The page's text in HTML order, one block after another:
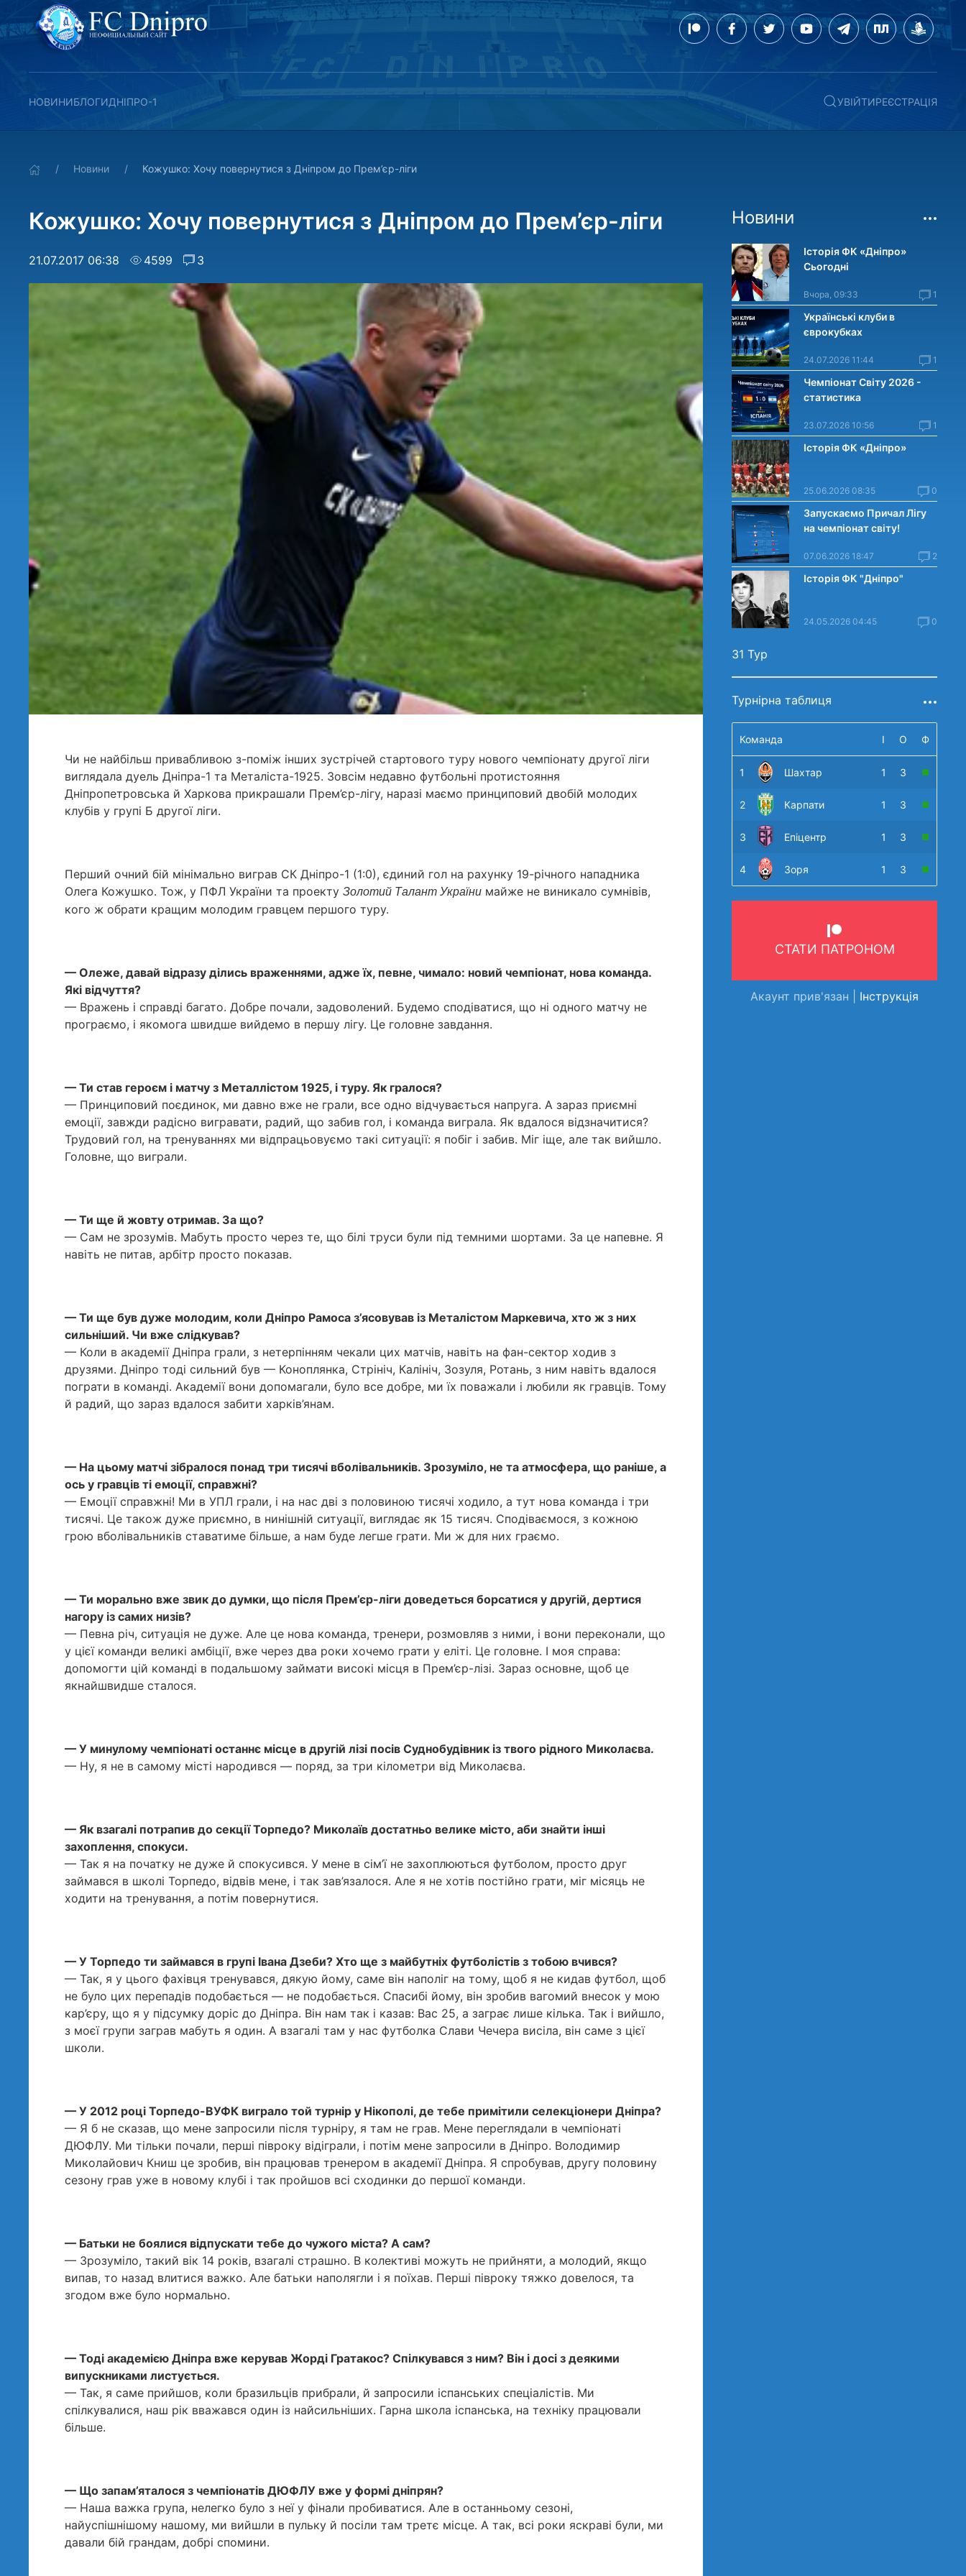
НОВИНИБЛОГИДНІПРО-1 УВІЙТИРЕЄСТРАЦІЯ
Новини Кожушко: Хочу повернутися з Дніпром до Прем’єр-ліги
Кожушко: Хочу повернутися з Дніпром до Прем’єр-ліги
21.07.2017 06:38 4599 3
Чи не найбільш привабливою з-поміж інших зустрічей стартового туру нового чемпіонату другої ліги
виглядала дуель Дніпра-1 та Металіста-1925. Зовсім недавно футбольні протистояння
Дніпропетровська й Харкова прикрашали Прем’єр-лігу, наразі маємо принциповий двобій молодих
клубів у групі Б другої ліги.
Перший очний бій мінімально виграв СК Дніпро-1 (1:0), єдиний гол на рахунку 19-річного нападника
Олега Кожушко. Тож, у ПФЛ України та проекту Золотий Талант України майже не виникало сумнівів,
кого ж обрати кращим молодим гравцем першого туру.
— Олеже, давай відразу ділись враженнями, адже їх, певне, чимало: новий чемпіонат, нова команда.
Які відчуття?
— Вражень і справді багато. Добре почали, задоволений. Будемо сподіватися, що ні одного матчу не
програємо, і якомога швидше вийдемо в першу лігу. Це головне завдання.
— Ти став героєм і матчу з Металлістом 1925, і туру. Як гралося?
— Принциповий поєдинок, ми давно вже не грали, все одно відчувається напруга. А зараз приємні
емоції, завжди радісно вигравати, радий, що забив гол, і команда виграла. Як вдалося відзначитися?
Трудовий гол, на тренуваннях ми відпрацьовуємо такі ситуації: я побіг і забив. Міг іще, але так вийшло.
Головне, що виграли.
— Ти ще й жовту отримав. За що?
— Сам не зрозумів. Мабуть просто через те, що білі труси були під темними шортами. За це напевне. Я
навіть не питав, арбітр просто показав.
— Ти ще був дуже молодим, коли Дніпро Рамоса з’ясовував із Металістом Маркевича, хто ж з них
сильніший. Чи вже слідкував?
— Коли в академії Дніпра грали, з нетерпінням чекали цих матчів, навіть на фан-сектор ходив з
друзями. Дніпро тоді сильний був — Коноплянка, Стрініч, Калініч, Зозуля, Ротань, з ним навіть вдалося
пограти в команді. Академії вони допомагали, було все добре, ми їх поважали і любили як гравців. Тому
й радий, що зараз вдалося забити харків’янам.
— На цьому матчі зібралося понад три тисячі вболівальників. Зрозуміло, не та атмосфера, що раніше, а
ось у гравців ті емоції, справжні?
— Емоції справжні! Ми в УПЛ грали, і на нас дві з половиною тисячі ходило, а тут нова команда і три
тисячі. Це також дуже приємно, в нинішній ситуації, виглядає як 15 тисяч. Сподіваємося, з кожною
грою вболівальників ставатиме більше, а нам буде легше грати. Ми ж для них граємо.
— Ти морально вже звик до думки, що після Прем’єр-ліги доведеться борсатися у другій, дертися
нагору із самих низів?
— Певна річ, ситуація не дуже. Але це нова команда, тренери, розмовляв з ними, і вони переконали, що
у цієї команди великі амбіції, вже через два роки хочемо грати у еліті. Це головне. І моя справа:
допомогти цій команді в подальшому займати високі місця в Прем’єр-лізі. Зараз основне, щоб це
якнайшвидше сталося.
— У минулому чемпіонаті останнє місце в другій лізі посів Суднобудівник із твого рідного Миколаєва.
— Ну, я не в самому місті народився — поряд, за три кілометри від Миколаєва.
— Як взагалі потрапив до секції Торпедо? Миколаїв достатньо велике місто, аби знайти інші
захоплення, спокуси.
— Так я на початку не дуже й спокусився. У мене в сім’ї не захоплюються футболом, просто друг
займався в школі Торпедо, відвів мене, і так зав’язалося. Але я не хотів постійно грати, міг місяць не
ходити на тренування, а потім повернутися.
— У Торпедо ти займався в групі Івана Дзеби? Хто ще з майбутніх футболістів з тобою вчився?
— Так, я у цього фахівця тренувався, дякую йому, саме він наполіг на тому, щоб я не кидав футбол, щоб
не було цих перепадів подобається — не подобається. Спасибі йому, він зробив вагомий внесок у мою
кар’єру, що я у підсумку доріс до Дніпра. Він нам так і казав: Вас 25, а заграє лише кілька. Так і вийшло,
з моєї групи заграв мабуть я один. А взагалі там у нас футболка Слави Чечера висіла, він саме з цієї
школи.
— У 2012 році Торпедо-ВУФК виграло той турнір у Нікополі, де тебе примітили селекціонери Дніпра?
— Я б не сказав, що мене запросили після турніру, я там не грав. Мене переглядали в чемпіонаті
ДЮФЛУ. Ми тільки почали, перші півроку відіграли, і потім мене запросили в Дніпро. Володимир
Миколайович Книш це зробив, він працював тренером в академії Дніпра. Я спробував, другу половину
сезону грав уже в новому клубі і так пройшов всі сходинки до першої команди.
— Батьки не боялися відпускати тебе до чужого міста? А сам?
— Зрозуміло, такий вік 14 років, взагалі страшно. В колективі можуть не прийняти, а молодий, якщо
випав, то назад влитися важко. Але батьки наполягли і я поїхав. Перші півроку тяжко довелося, та
згодом вже було нормально.
— Тоді академією Дніпра вже керував Жорді Гратакос? Спілкувався з ним? Він і досі з деякими
випускниками листується.
— Так, я саме прийшов, коли бразильців прибрали, й запросили іспанських спеціалістів. Ми
спілкувалися, наш рік вважався один із найсильніших. Гарна школа іспанська, на техніку працювали
більше.
— Що запам’яталося з чемпіонатів ДЮФЛУ вже у формі дніпрян?
— Наша важка група, нелегко було з неї у фінали пробиватися. Але в останньому сезоні,
найуспішнішому нашому, ми вийшли в пульку й посіли там третє місце. А так, всі роки яскраві були, ми
давали бій грандам, добрі спомини.
Новини
Історія ФК «Дніпро»
Сьогодні
Вчора, 09:33 1
Українські клуби в
єврокубках
24.07.2026 11:44 1
Чемпіонат Світу 2026 -
статистика
23.07.2026 10:56 1
Історія ФК «Дніпро»
25.06.2026 08:35 0
Запускаємо Причал Лігу
на чемпіонат світу!
07.06.2026 18:47 2
Історія ФК "Дніпро"
24.05.2026 04:45 0
31 Тур
Турнірна таблиця
Команда І О Ф
1 Шахтар 1 3
2 Карпати 1 3
3 Епіцентр 1 3
4 Зоря 1 3
СТАТИ ПАТРОНОМ
Акаунт прив'язан | Інструкція